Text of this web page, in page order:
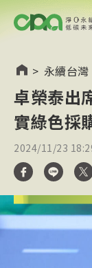
> 永續台灣
卓榮泰出
實綠色採
2024/11/23